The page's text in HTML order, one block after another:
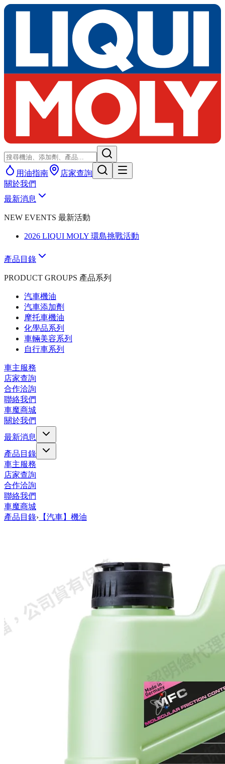
用油指南
店家查詢
關於我們
最新消息
NEW EVENTS 最新活動
2026 LIQUI MOLY 環島挑戰活動
產品目錄
PRODUCT GROUPS 產品系列
汽車機油
汽車添加劑
摩托車機油
化學品系列
車輛美容系列
自行車系列
車主服務
店家查詢
合作洽詢
聯絡我們
車魔商城
關於我們
最新消息
產品目錄
車主服務
店家查詢
合作洽詢
聯絡我們
車魔商城
產品目錄› 【汽車】機油